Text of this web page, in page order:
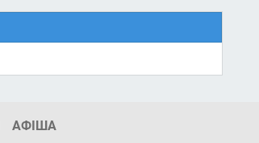
АФІША